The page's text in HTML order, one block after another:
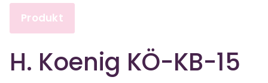
Produkt
H. Koenig KÖ-KB-15